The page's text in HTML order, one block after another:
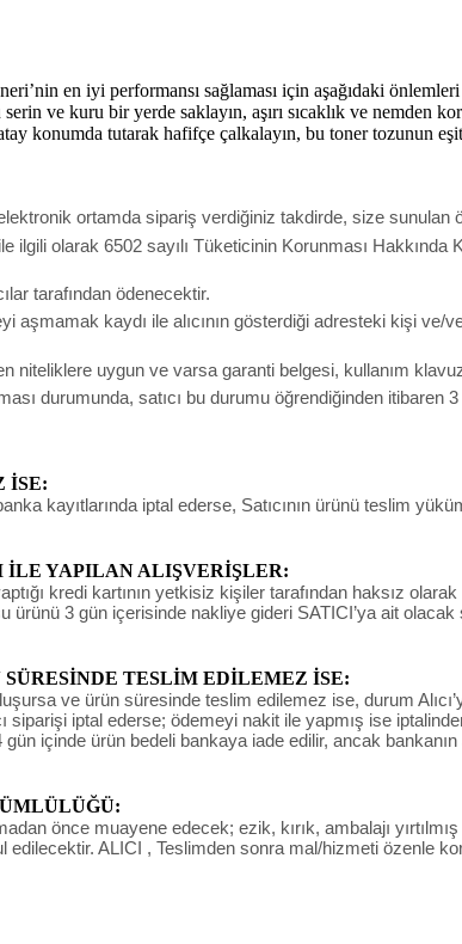
en iyi performansı sağlaması için aşağıdaki
ve kuru bir yerde saklayın, aşırı sıcaklık ve nemden
konumda tutarak hafifçe çalkalayın, bu toner tozunun
ortamda sipariş verdiğiniz takdirde, size sunulan
ile ilgili olarak 6502 sayılı Tüketicinin Korunması
tarafından ödenecektir.
aşmamak kaydı ile alıcının gösterdiği adresteki kişi
niteliklere uygun ve varsa garanti belgesi, kullanım
durumunda, satıcı bu durumu öğrendiğinden
İSE:
kayıtlarında iptal ederse, Satıcının ürünü teslim
YAPILAN ALIŞVERİŞLER:
kredi kartının yetkisiz kişiler tarafından haksız
ürünü 3 gün içerisinde nakliye gideri SATICI’ya ait
TESLİM EDİLEMEZ İSE:
ve ürün süresinde teslim edilemez ise, durum
siparişi iptal ederse; ödemeyi nakit ile yapmış ise
içinde ürün bedeli bankaya iade edilir, ancak bankanın
önce muayene edecek; ezik, kırık, ambalajı
ALICI , Teslimden sonra mal/hizmeti özenle